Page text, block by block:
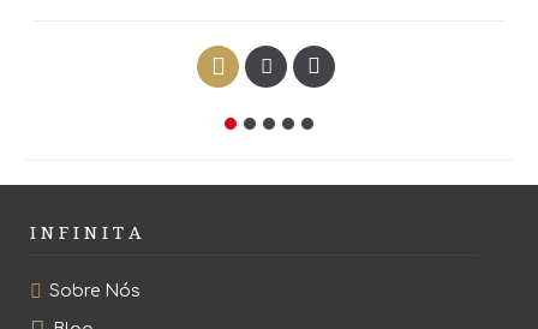
I N F I N I T A
Sobre Nós